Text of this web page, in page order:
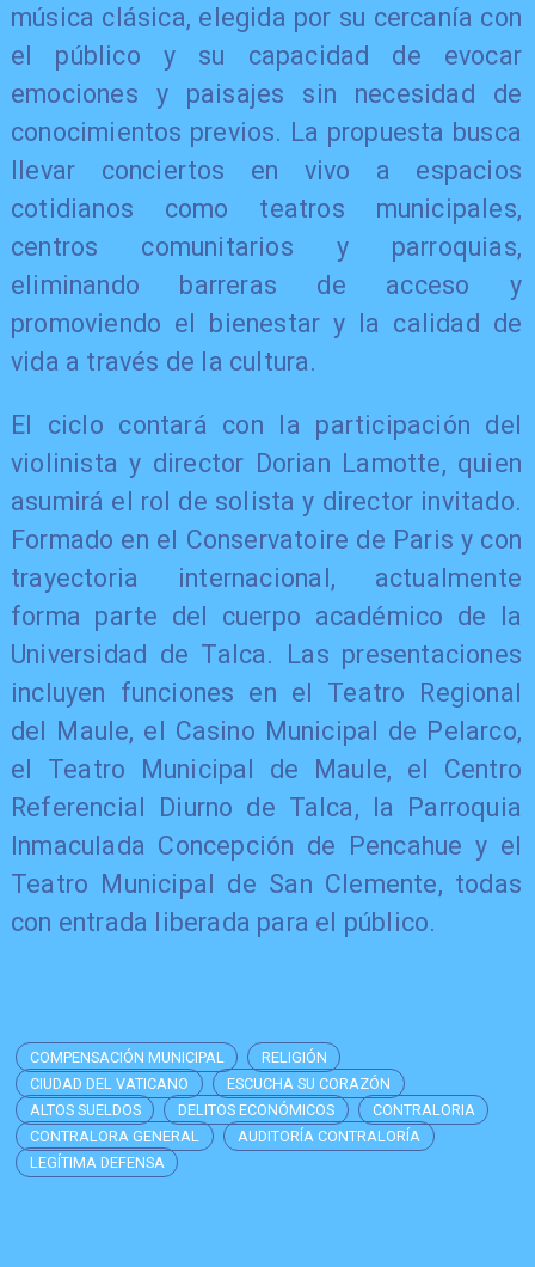
música clásica, elegida por su cercanía con
el público y su capacidad de evocar
emociones y paisajes sin necesidad de
conocimientos previos. La propuesta busca
llevar conciertos en vivo a espacios
cotidianos como teatros municipales,
centros comunitarios y parroquias,
eliminando barreras de acceso y
promoviendo el bienestar y la calidad de
vida a través de la cultura.
El ciclo contará con la participación del
violinista y director Dorian Lamotte, quien
asumirá el rol de solista y director invitado.
Formado en el Conservatoire de Paris y con
trayectoria internacional, actualmente
forma parte del cuerpo académico de la
Universidad de Talca. Las presentaciones
incluyen funciones en el Teatro Regional
del Maule, el Casino Municipal de Pelarco,
el Teatro Municipal de Maule, el Centro
Referencial Diurno de Talca, la Parroquia
Inmaculada Concepción de Pencahue y el
Teatro Municipal de San Clemente, todas
con entrada liberada para el público.
COMPENSACIÓN MUNICIPAL
RELIGIÓN
CIUDAD DEL VATICANO
ESCUCHA SU CORAZÓN
ALTOS SUELDOS
DELITOS ECONÓMICOS
CONTRALORIA
CONTRALORA GENERAL
AUDITORÍA CONTRALORÍA
LEGÍTIMA DEFENSA